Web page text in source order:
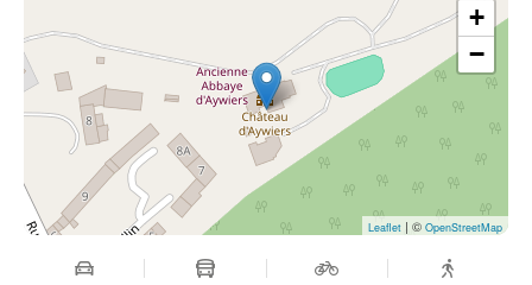
+
−
Leaflet | © OpenStreetMap